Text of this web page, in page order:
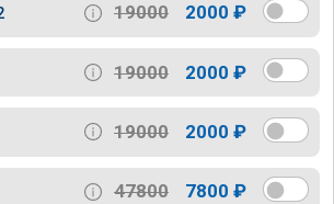
19000 2000 ₽
19000 2000 ₽
19000 2000 ₽
47800 7800 ₽